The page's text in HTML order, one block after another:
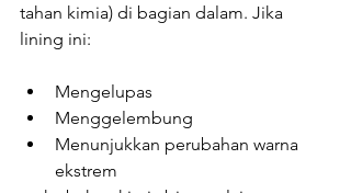
tahan kimia) di bagian dalam. Jika
lining ini:
Mengelupas
Menggelembung
Menunjukkan perubahan warna
ekstrem